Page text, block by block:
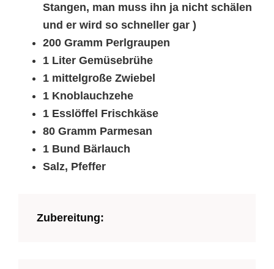
Stangen, man muss ihn ja nicht schälen
und er wird so schneller gar )
200 Gramm Perlgraupen
1 Liter Gemüsebrühe
1 mittelgroße Zwiebel
1 Knoblauchzehe
1 Esslöffel Frischkäse
80 Gramm Parmesan
1 Bund Bärlauch
Salz, Pfeffer
Zubereitung: